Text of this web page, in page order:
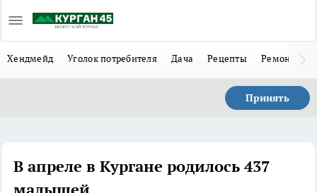
Хендмейд Уголок потребителя Дача Рецепты Ремонт
Принять
В апреле в Кургане родилось 437